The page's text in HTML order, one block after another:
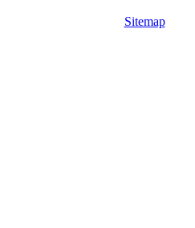
Sitemap